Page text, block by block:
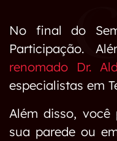
No final do
Participação.
renomado Dr.
especialistas em
Além disso,
sua parede ou